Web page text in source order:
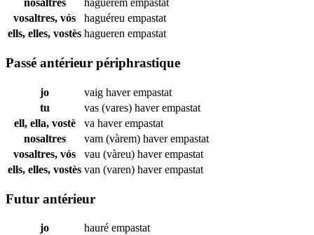
nosaltres haguérem empastat
vosaltres, vós
haguéreu empastat
ells, elles, vostès hagueren empastat
Passé antérieur périphrastique
jo vaig haverempastat
tu
vas (vares) haverempastat
ell, ella, vostè
va haverempastat
nosaltres
vam (vàrem) haverempastat
vosaltres, vós
vau (vàreu) haverempastat
ells, elles, vostès van (varen) haverempastat
Futur antérieur
jo hauré empastat